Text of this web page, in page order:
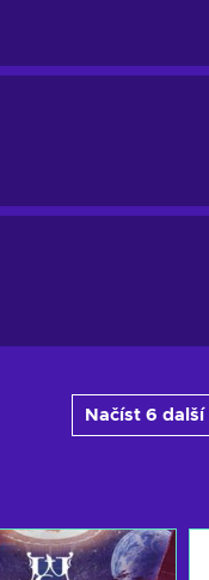
Načíst 6